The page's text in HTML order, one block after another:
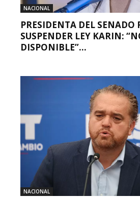
NACIONAL
PRESIDENTA DEL SENADO
SUSPENDER LEY KARIN:
DISPONIBLE”...
NACIONAL